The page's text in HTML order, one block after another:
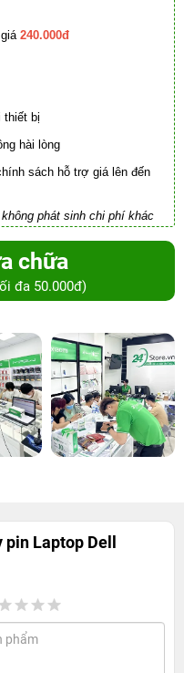
240.000đ
thiết bị
hài lòng
sách hỗ trợ giá lên đến
phát sinh chi phí khác
chữa
đa 50.000đ)
pin Laptop Dell